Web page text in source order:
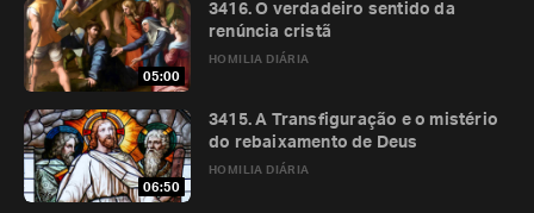
05:00
HOMILIA DIÁRIA
3416. O verdadeiro sentido da
renúncia cristã
06:50
HOMILIA DIÁRIA
3415. A Transfiguração e o mistério
do rebaixamento de Deus